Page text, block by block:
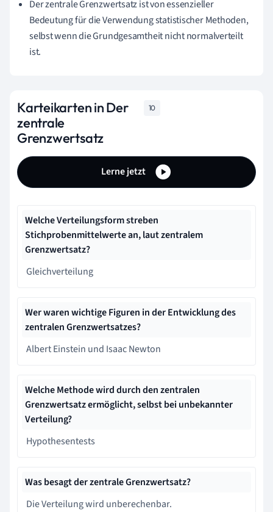
Der zentrale Grenzwertsatz ist von essenzieller
Bedeutung für die Verwendung statistischer Methoden,
selbst wenn die Grundgesamtheit nicht normalverteilt
ist.
Karteikarten in Der
zentrale
Grenzwertsatz
10
Lerne jetzt
Welche Verteilungsform streben
Stichprobenmittelwerte an, laut zentralem
Grenzwertsatz?
Gleichverteilung
Wer waren wichtige Figuren in der Entwicklung des
zentralen Grenzwertsatzes?
Albert Einstein und Isaac Newton
Welche Methode wird durch den zentralen
Grenzwertsatz ermöglicht, selbst bei unbekannter
Verteilung?
Hypothesentests
Was besagt der zentrale Grenzwertsatz?
Die Verteilung wird unberechenbar.